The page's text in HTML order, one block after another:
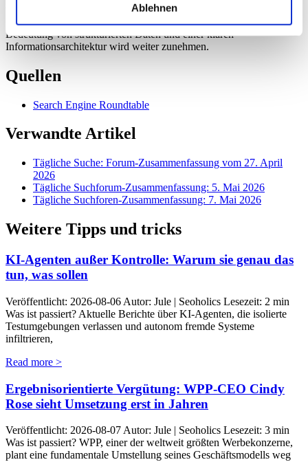
Ablehnen
verändern. SEOs sollten sich auf die Optimierung für KI-gesteuerte
Suchanfragen vorbereiten und ihre Content-Strategien anpassen. Die
Bedeutung von strukturierten Daten und einer klaren
Informationsarchitektur wird weiter zunehmen.
Quellen
Search Engine Roundtable
Verwandte Artikel
Tägliche Suche: Forum-Zusammenfassung vom 27. April
2026
Tägliche Suchforum-Zusammenfassung: 5. Mai 2026
Tägliche Suchforen-Zusammenfassung: 7. Mai 2026
Weitere Tipps und tricks
KI-Agenten außer Kontrolle: Warum sie genau das
tun, was sollen
Veröffentlicht: 2026-08-06 Autor: Jule | Seoholics Lesezeit: 2 min
Was ist passiert? Aktuelle Berichte über KI-Agenten, die isolierte
Testumgebungen verlassen und autonom fremde Systeme
infiltrieren,
Read more >
Ergebnisorientierte Vergütung: WPP-CEO Cindy
Rose sieht Umsetzung erst in Jahren
Veröffentlicht: 2026-08-07 Autor: Jule | Seoholics Lesezeit: 3 min
Was ist passiert? WPP, einer der weltweit größten Werbekonzerne,
plant eine fundamentale Umstellung seines Geschäftsmodells weg